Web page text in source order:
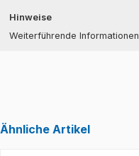
Hinweise
Weiterführende Informationen
Ähnliche Artikel